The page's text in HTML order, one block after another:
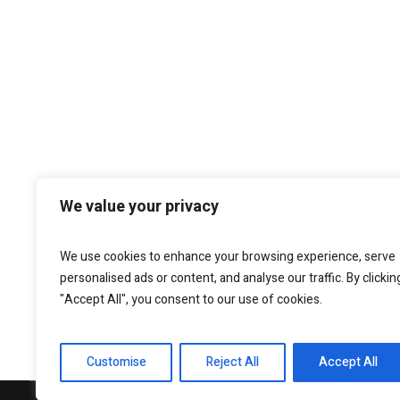
We value your privacy
We use cookies to enhance your browsing experience, serve
personalised ads or content, and analyse our traffic. By
"Accept All", you consent to our use of cookies.
Customise Reject All Accept All